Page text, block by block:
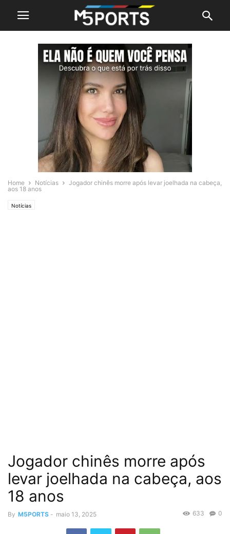
Home Notícias
Jogador chinês morre após levar joelhada na cabeça,
aos 18 anos
Notícias
Jogador chinês morre após
levar joelhada na cabeça, aos
18 anos
By M5PORTS - maio 13, 2025 0
633